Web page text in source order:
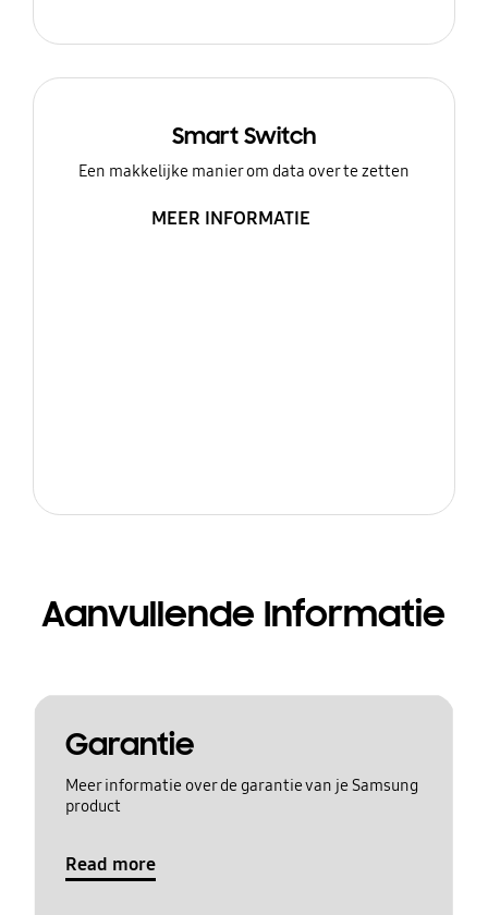
Smart Switch
Een makkelijke manier om data over te zetten
MEER INFORMATIE
Aanvullende Informatie
Garantie
Meer informatie over de garantie van je Samsung
product
Read more